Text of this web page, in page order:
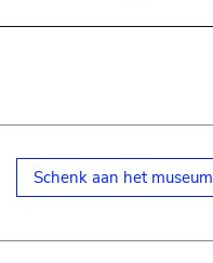
Schenk aan het museum